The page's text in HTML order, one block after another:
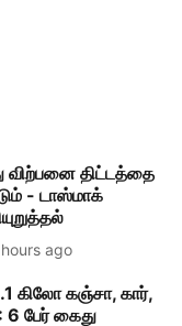
திட்டத்தை
- டாஸ்மாக்
ago
கிலோ கஞ்சா, கார்,
6 பேர் கைது